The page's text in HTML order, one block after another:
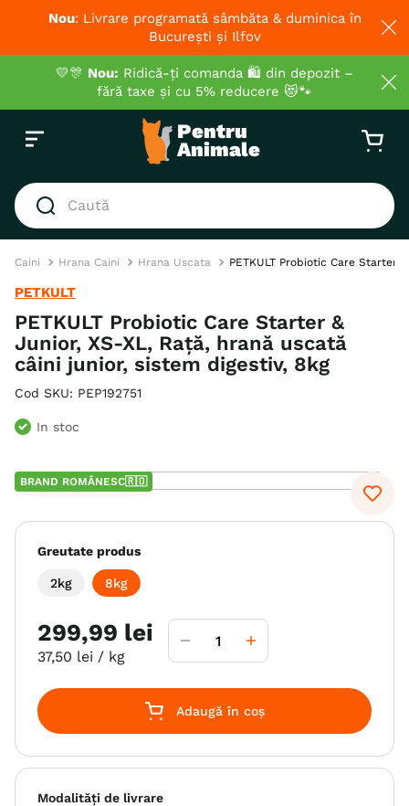
Nou: Livrare programată sâmbăta & duminica în
București și Ilfov
💛🎊 Nou: Ridică-ți comanda 🛍️ din depozit –
fără taxe și cu 5% reducere 😻🐾
Caută
3.
hrana uscata pisici
4. recompense
6.
hrana uscata câini
7. hypoallergenic
brit caini
Caini Hrana Caini Hrana Uscata PETKULT Probiotic Care Starter
PETKULT
PETKULT Probiotic Care Starter &
Junior, XS-XL, Rață, hrană uscată
câini junior, sistem digestiv, 8kg
Cod SKU: PEP192751
In stoc
BRAND ROMÂNESC🇷🇴
Greutate produs
2kg 8kg
299,99 lei
37,50 lei / kg
Adaugă în coș
Modalități de livrare